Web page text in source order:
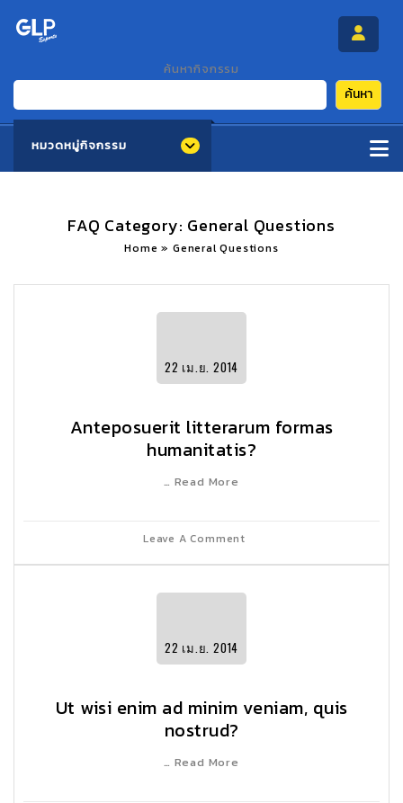
ค้นหากิจกรรม
ค้นหา
หมวดหมู่กิจกรรม
FAQ Category: General Questions
Home » General Questions
22 เม.ย. 2014
Anteposuerit litterarum formas
humanitatis?
… Read More
Leave A Comment
22 เม.ย. 2014
Ut wisi enim ad minim veniam, quis
nostrud?
… Read More